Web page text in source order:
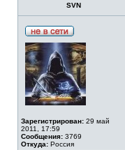
SVN
Зарегистрирован: 29 май
2011, 17:59
Сообщения: 3769
Откуда: Россия